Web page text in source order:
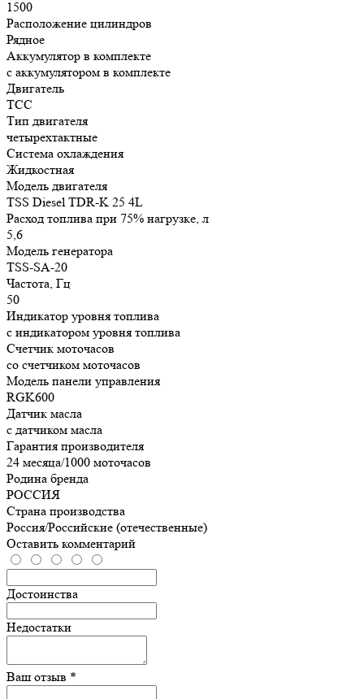
1500
Расположение цилиндров
Рядное
Аккумулятор в комплекте
с аккумулятором в комплекте
Двигатель
ТСС
Тип двигателя
четырехтактные
Система охлаждения
Жидкостная
Модель двигателя
TSS Diesel TDR-K 25 4L
Расход топлива при 75% нагрузке, л
5,6
Модель генератора
TSS-SA-20
Частота, Гц
50
Индикатор уровня топлива
с индикатором уровня топлива
Счетчик моточасов
со счетчиком моточасов
Модель панели управления
RGK600
Датчик масла
с датчиком масла
Гарантия производителя
24 месяца/1000 моточасов
Родина бренда
РОССИЯ
Страна производства
Россия/Российские (отечественные)
Оставить комментарий
Достоинства
Недостатки
Ваш отзыв *